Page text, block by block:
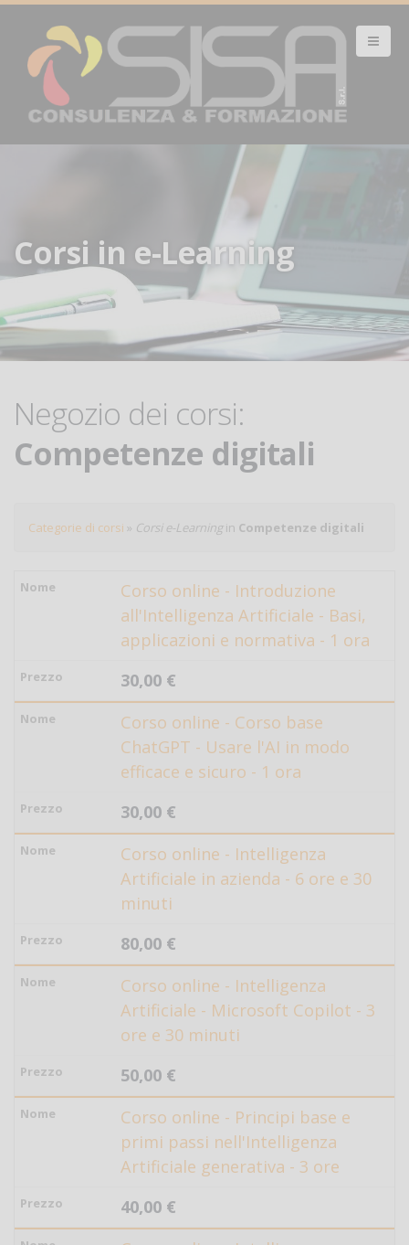
Corsi in e-Learning
Negozio dei corsi:
Competenze digitali
Categorie di corsi » Corsi e-Learningin Competenze digitali
Corso online - Introduzione
all'Intelligenza Artificiale - Basi,
applicazioni e normativa - 1 ora
30,00 €
Corso online - Corso base
ChatGPT - Usare l'AI in modo
efficace e sicuro - 1 ora
30,00 €
Corso online - Intelligenza
Artificiale in azienda - 6 ore e 30
minuti
80,00 €
Corso online - Intelligenza
Artificiale - Microsoft Copilot - 3
ore e 30 minuti
50,00 €
Corso online - Principi base e
primi passi nell'Intelligenza
Artificiale generativa - 3 ore
40,00 €